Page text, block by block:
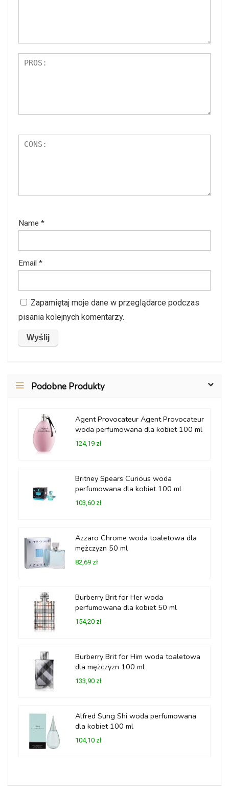
Name *
Email *
Zapamiętaj moje dane w przeglądarce podczas
pisania kolejnych komentarzy.
Podobne Produkty
Agent Provocateur Agent Provocateur
woda perfumowana dla kobiet 100 ml
124,19 zł
Britney Spears Curious woda
perfumowana dla kobiet 100 ml
103,60 zł
Azzaro Chrome woda toaletowa dla
mężczyzn 50 ml
82,69 zł
Burberry Brit for Her woda
perfumowana dla kobiet 50 ml
154,20 zł
Burberry Brit for Him woda toaletowa
dla mężczyzn 100 ml
133,90 zł
Alfred Sung Shi woda perfumowana
dla kobiet 100 ml
104,10 zł